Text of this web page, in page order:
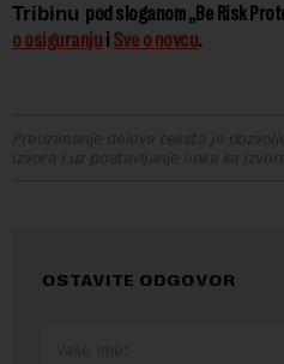
Tribinu pod sloganom „Be Risk
o osiguranju i Sve o novcu.
Preuzimanje delova teksta je
izvora i uz postavljanje linka ka
OSTAVITE ODGOVOR